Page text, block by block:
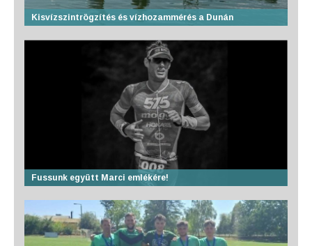
Kisvízszintrögzítés és vízhozammérés a Dunán
Fussunk együtt Marci emlékére!